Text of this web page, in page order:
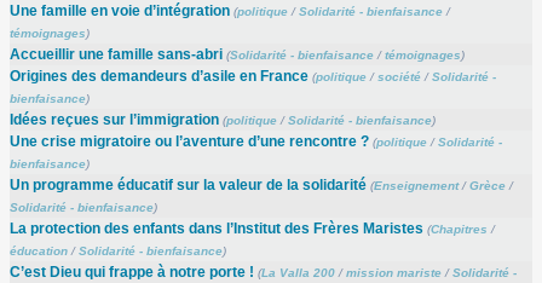
Une famille en voie d’intégration (politique/Solidarité - bienfaisance/
témoignages)
Accueillir une famille sans-abri (Solidarité - bienfaisance/témoignages)
Origines des demandeurs d’asile en France (politique/société/Solidarité -
bienfaisance)
Idées reçues sur l’immigration (politique/Solidarité - bienfaisance)
Une crise migratoire ou l’aventure d’une rencontre ? (politique/Solidarité -
bienfaisance)
Un programme éducatif sur la valeur de la solidarité (Enseignement/Grèce/
Solidarité - bienfaisance)
La protection des enfants dans l’Institut des Frères Maristes (Chapitres /
éducation/Solidarité - bienfaisance)
C’est Dieu qui frappe à notre porte ! (La Valla 200/mission mariste/Solidarité -